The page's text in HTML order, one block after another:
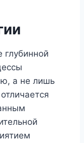
глубинной
а не лишь